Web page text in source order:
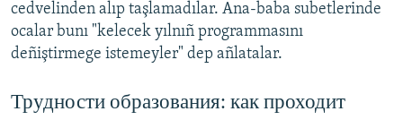
cedvelinden alıp taşlamadılar. Ana-baba subetlerinde
ocalar bunı "kelecek yılnıñ programmasını
deñiştirmege istemeyler" dep añlatalar.
Трудности образования: как проходит